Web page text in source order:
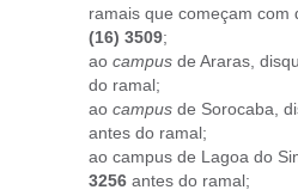
ramais que começam com
(16) 3509;
ao campus de Araras,
do ramal;
ao campus de Sorocaba,
antes do ramal;
ao campus de Lagoa do
3256 antes do ramal;